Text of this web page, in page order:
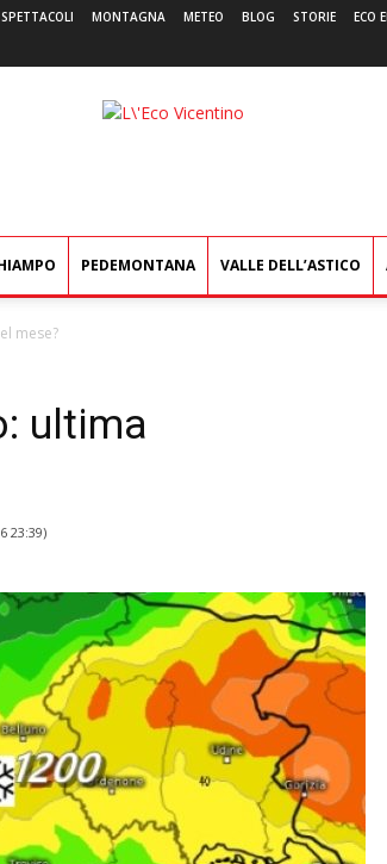
MONTAGNA METEO BLOG STORIE ECO
L'Eco
PEDEMONTANA VALLE DELL’ASTICO
mese?
ultima
23:39)